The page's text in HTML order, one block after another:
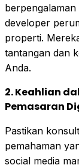
developer
properti.
tantangan dan
Anda.
2. Keahlian
Pemasaran
Pastikan
pemahaman
social media